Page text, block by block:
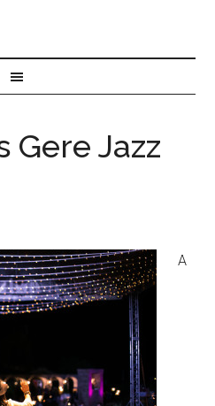
Gere Jazz
A